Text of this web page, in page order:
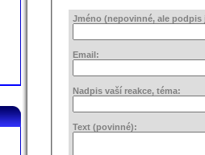
Jméno (nepovinné, ale podpis
Email:
Nadpis vaší reakce, téma:
Text (povinné):